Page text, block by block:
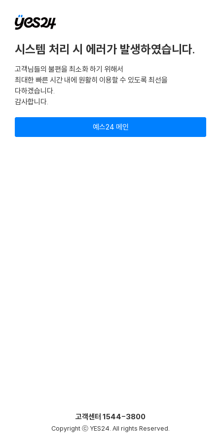
시스템 처리 시 에러가 발생하였습니다.
고객님들의 불편을 최소화 하기 위해서
최대한 빠른 시간 내에 원활히 이용할 수 있도록 최선을
다하겠습니다.
감사합니다.
예스24 메인
고객센터 1544-3800
Copyright ⓒ YES24. All rights Reserved.